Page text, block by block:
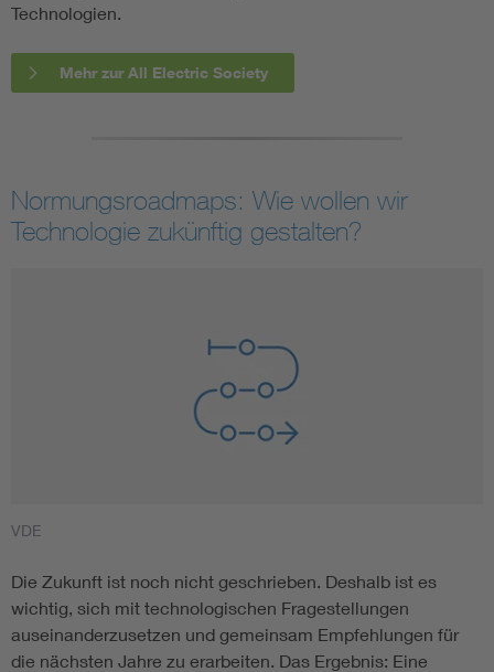
Technologien.
Mehr zur All Electric Society
Normungsroadmaps: Wie wollen wir
Technologie zukünftig gestalten?
VDE
Die Zukunft ist noch nicht geschrieben. Deshalb ist es
wichtig, sich mit technologischen Fragestellungen
auseinanderzusetzen und gemeinsam Empfehlungen für
die nächsten Jahre zu erarbeiten. Das Ergebnis: Eine